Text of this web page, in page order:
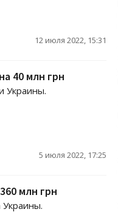
12 июля 2022, 15:31
40 млн грн
Украины.
5 июля 2022, 17:25
млн грн